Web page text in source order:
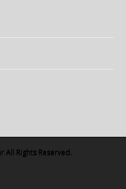
All Rights Reserved.